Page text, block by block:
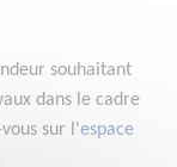
souhaitant
dans le cadre
sur l'espace